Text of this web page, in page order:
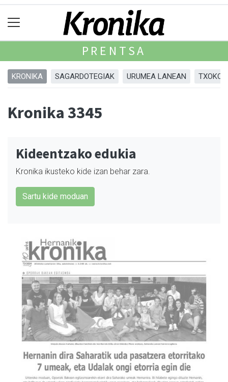
PRENTSA
KRONIKA SAGARDOTEGIAK URUMEA LANEAN
Kronika 3345
Kideentzako edukia
Kronika ikusteko kide izan behar zara.
Sartu kide moduan